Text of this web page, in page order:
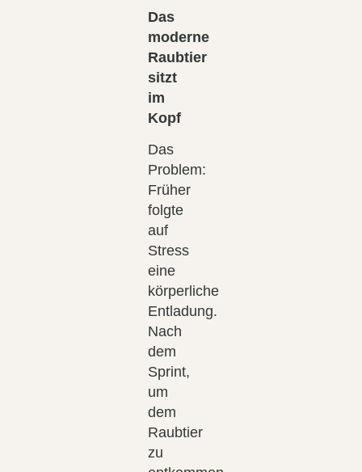
Das
moderne
Raubtier
sitzt
im
Kopf
Das
Problem:
Früher
folgte
auf
Stress
eine
körperliche
Entladung.
Nach
dem
Sprint,
um
dem
Raubtier
zu